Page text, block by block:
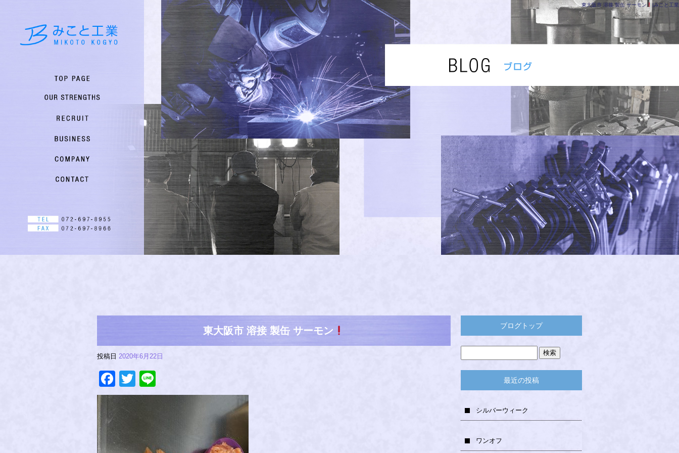
東大阪市 溶接 製缶 サーモン |みこと工業
東大阪市 溶接 製缶 サーモン
投稿日 2020年6月22日
Facebook
Twitter
ブログトップ
最近の投稿
シルバーウィーク
ワンオフ